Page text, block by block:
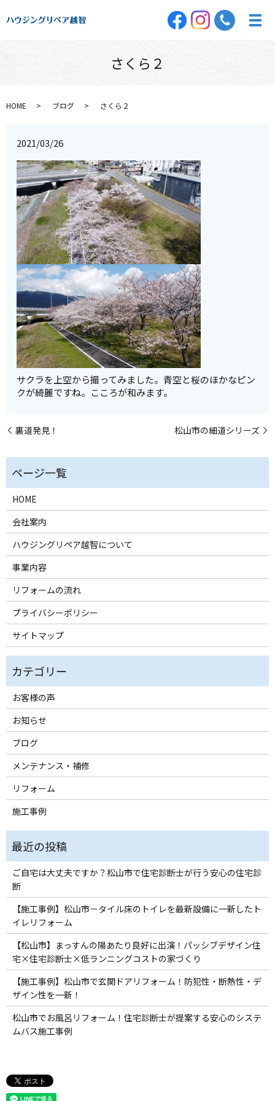
さくら２
HOME ブログ さくら２
2021/03/26
サクラを上空から撮ってみました。青空と桜のほかなピン
クが綺麗ですね。こころが和みます。
裏道発見！ 松山市の細道シリーズ
HOME
会社案内
ハウジングリペア越智について
事業内容
リフォームの流れ
プライバシーポリシー
サイトマップ
お客様の声
お知らせ
ブログ
メンテナンス・補修
リフォーム
施工事例
ご自宅は大丈夫ですか？松山市で住宅診断士が行う安心の住宅診
断
【施工事例】松山市－タイル床のトイレを最新設備に一新したト
イレリフォーム
【松山市】まっすんの陽あたり良好に出演！パッシブデザイン住
宅×住宅診断士×低ランニングコストの家づくり
【施工事例】松山市で玄関ドアリフォーム！防犯性・断熱性・デ
ザイン性を一新！
松山市でお風呂リフォーム！住宅診断士が提案する安心のシステ
ムバス施工事例